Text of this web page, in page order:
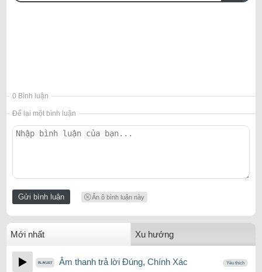
0 Bình luận
Để lại một bình luận
Ẩn ô bình luận này
Mới nhất Xu hướng
Âm thanh trả lời Đúng, Chính Xác Yêu thích